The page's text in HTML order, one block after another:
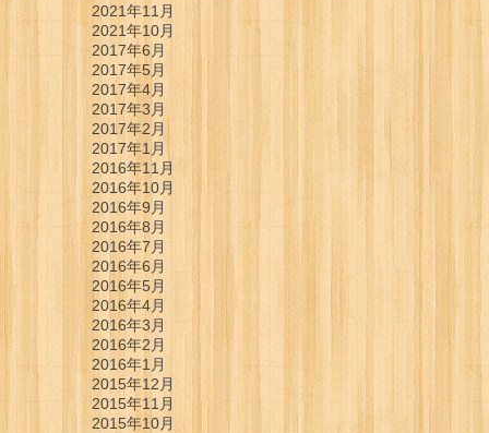
2021年11月
2021年10月
2017年6月
2017年5月
2017年4月
2017年3月
2017年2月
2017年1月
2016年11月
2016年10月
2016年9月
2016年8月
2016年7月
2016年6月
2016年5月
2016年4月
2016年3月
2016年2月
2016年1月
2015年12月
2015年11月
2015年10月